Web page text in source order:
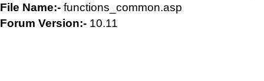
File Name:- functions_common.asp
Forum Version:- 10.11